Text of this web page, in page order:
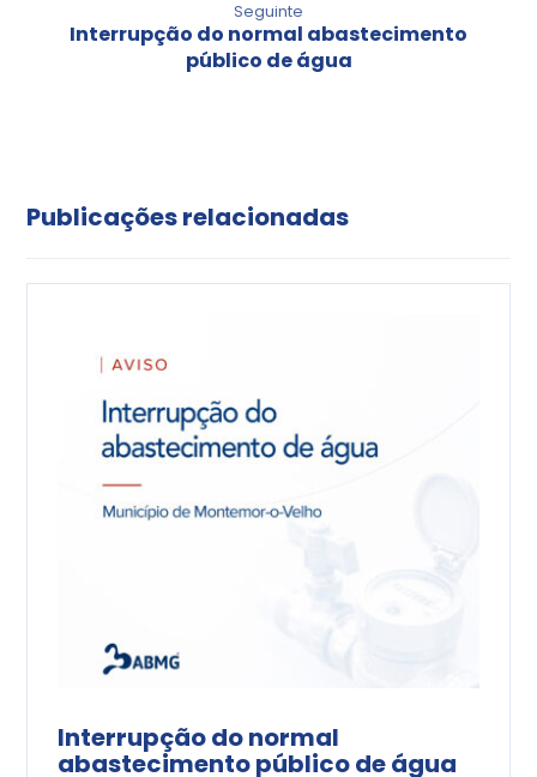
Seguinte
Interrupção do normal abastecimento
público de água
Publicações relacionadas
Interrupção do normal
abastecimento público de água